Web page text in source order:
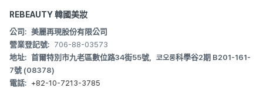
REBEAUTY 韓國美妝
公司: 美麗再現股份有限公司
營業登記號: 706-88-03573
地址: 首爾特別市九老區數位路34街55號，코오롱科學谷2期 B201-161-
7號 (08378)
電話: +82-10-7213-3785